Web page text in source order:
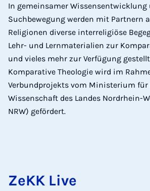
In gemeinsamer Wissensentwicklung
Suchbewegung werden mit Partnern
Religionen diverse interreligiöse
Lehr- und Lernmaterialien zur
und vieles mehr zur Verfügung
Komparative Theologie wird im
Verbundprojekts vom Ministerium
Wissenschaft des Landes Nordrhein-
NRW) gefördert.
ZeKK Live